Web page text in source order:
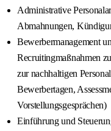
Administrative
Abmahnungen,
Bewerbermanagement
Recruitingmaßnahmen
zur nachhaltigen
Bewerbertagen,
Vorstellungsgesprächen)
Einführung und